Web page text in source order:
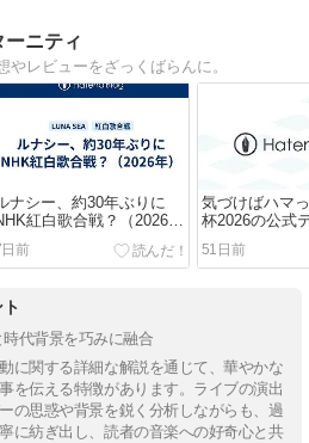
ーニティ
レビューをざっくばらんに。
ナシー、約30年ぶりに
紅白歌合戦？（2026
年）
前
気づけばハマ
杯2026の公式
グ。「 The
World Cup
51日前
代背景を巧みに融合
に関する詳細な解説を通じて、華やかな
を伝える特徴があります。ライブの演出
の思惑や背景を鋭く分析しながらも、過
に紡ぎ出し、読者の音楽への好奇心と共